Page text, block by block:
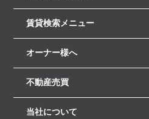
賃貸検索メニュー
オーナー様へ
不動産売買
当社について